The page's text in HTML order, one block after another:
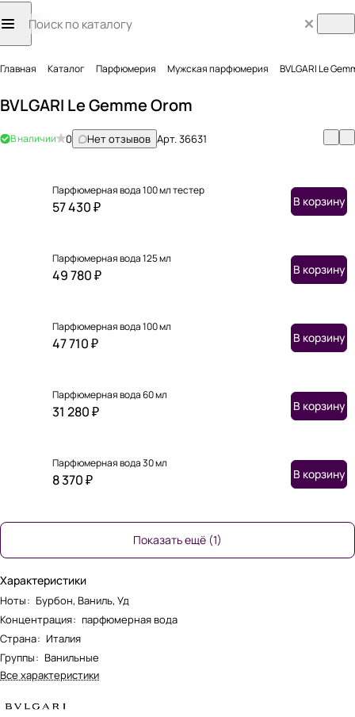
Главная Каталог Парфюмерия Мужская парфюмерия BVLGARI Le
BVLGARI Le Gemme Orom
В наличии 0 Нет отзывов Арт.36631
Парфюмерная вода 100 мл тестер
57 430 ₽ В корзину
Парфюмерная вода 125 мл
49 780 ₽ В корзину
Парфюмерная вода 100 мл
47 710 ₽ В корзину
Парфюмерная вода 60 мл
31 280 ₽ В корзину
Парфюмерная вода 30 мл
8 370 ₽ В корзину
Показать ещё (1)
Характеристики
Ноты: Бурбон, Ваниль, Уд
Концентрация: парфюмерная вода
Страна: Италия
Группы: Ванильные
Все характеристики